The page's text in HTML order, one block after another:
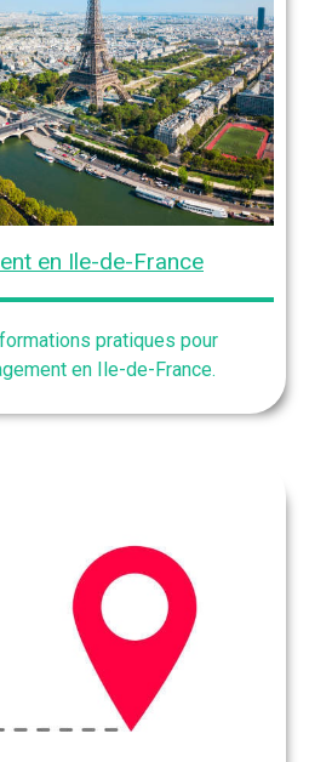
en Ile-de-France
pratiques pour
en Ile-de-France.